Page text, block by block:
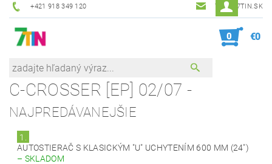
+421 918 349 120 7TIN@7TIN.SK
0 €0
C-CROSSER [EP] 02/07 -
NAJPREDÁVANEJŠIE
1.
AUTOSTIERAČ S KLASICKÝM "U" UCHYTENÍM 600 MM (24")
– SKLADOM